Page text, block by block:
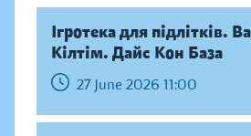
Ігротека для підлітків.
Кілтім. Дайс Кон База
27 June 2026 11:00